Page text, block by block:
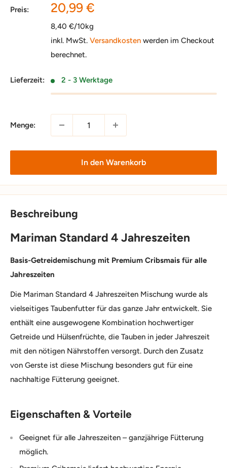
Preis: Sonderpreis
20,99 €
8,40 €/10kg
inkl. MwSt. Versandkosten werden im Checkout
berechnet.
Lieferzeit: 2 - 3 Werktage
Menge:
In den Warenkorb
Beschreibung
Mariman Standard 4 Jahreszeiten
Basis-Getreidemischung mit Premium Cribsmais für alle
Jahreszeiten
Die Mariman Standard 4 Jahreszeiten Mischung wurde als
vielseitiges Taubenfutter für das ganze Jahr entwickelt. Sie
enthält eine ausgewogene Kombination hochwertiger
Getreide und Hülsenfrüchte, die Tauben in jeder Jahreszeit
mit den nötigen Nährstoffen versorgt. Durch den Zusatz
von Gerste ist diese Mischung besonders gut für eine
nachhaltige Fütterung geeignet.
Eigenschaften & Vorteile
Geeignet für alle Jahreszeiten – ganzjährige Fütterung
möglich.